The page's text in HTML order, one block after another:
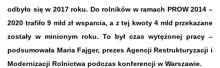
odbyło się w 2017 roku. Do rolników w ramach PROW 2014 –
2020 trafiło 9 mld zł wsparcia, a z tej kwoty 4 mld przekazane
zostały w minionym roku. To był czas wytężonej pracy –
podsumowała Maria Fajger, prezes Agencji Restrukturyzacji i
Modernizacji Rolnictwa podczas konferencji w Warszawie.